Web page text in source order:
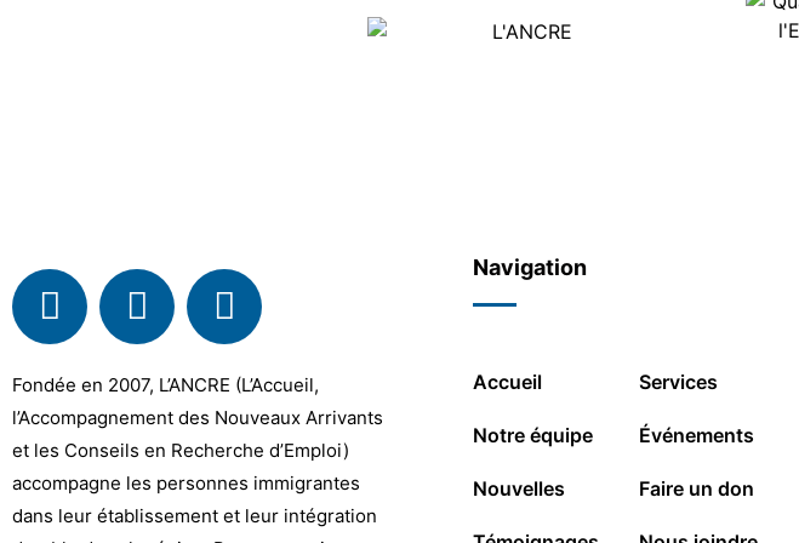
Fondée en 2007, L’ANCRE (L’Accueil,
l’Accompagnement des Nouveaux Arrivants
et les Conseils en Recherche d’Emploi)
accompagne les personnes immigrantes
dans leur établissement et leur intégration
Navigation
Accueil
Notre équipe
Nouvelles
Services
Événements
Faire un don